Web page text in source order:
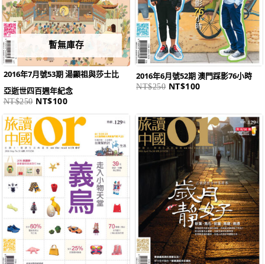
暫無庫存
2016年7月號53期 湯顯祖與莎士比
亞逝世四百週年紀念
NT$250 NT$100
2016年6月號52期 澳門踩影76小時
NT$250 NT$100
原
始
價
格：
NT$250。
目
前
格：
NT$100。
原
始
價
格：
NT$250。
目
前
價
格：
NT$100。